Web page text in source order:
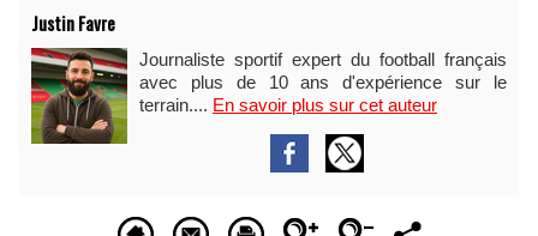
Justin Favre
Journaliste sportif expert du football français
avec plus de 10 ans d'expérience sur le
terrain.... En savoir plus sur cet auteur